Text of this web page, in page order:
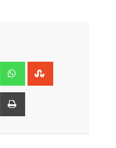
LinkedIn Whatsapp
Share